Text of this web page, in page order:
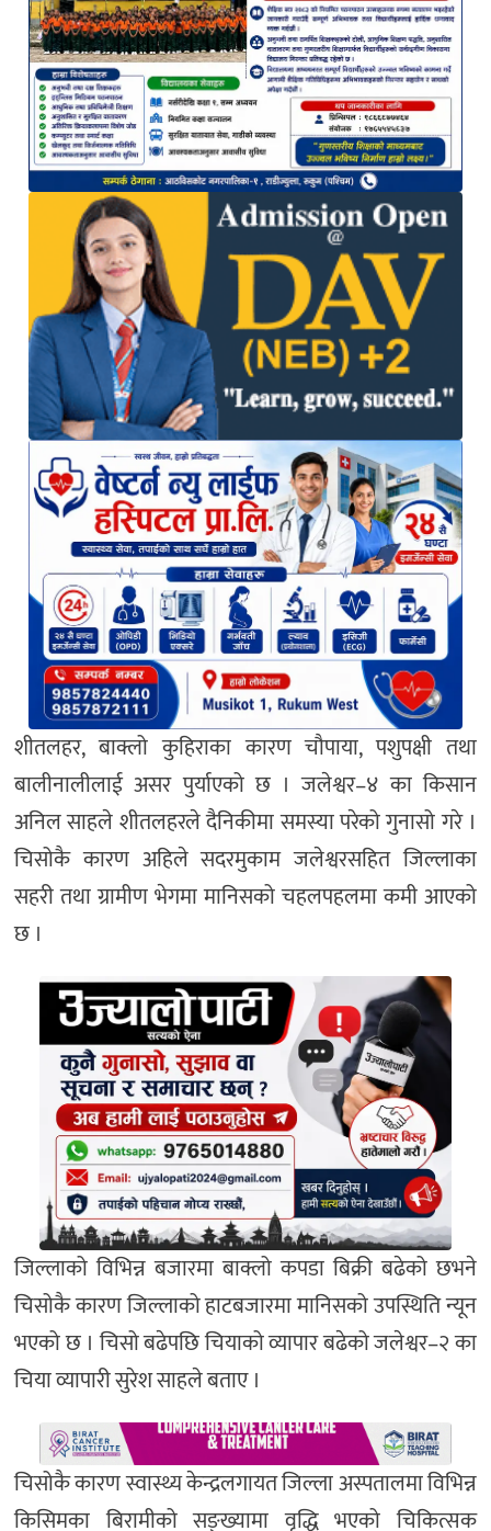
शीतलहर, बाक्लो कुहिराका कारण चौपाया, पशुपक्षी तथा
बालीनालीलाई असर पुर्याएको छ । जलेश्वर–४ का किसान
अनिल साहले शीतलहरले दैनिकीमा समस्या परेको गुनासो गरे ।
चिसोकै कारण अहिले सदरमुकाम जलेश्वरसहित जिल्लाका
सहरी तथा ग्रामीण भेगमा मानिसको चहलपहलमा कमी आएको
छ ।
जिल्लाको विभिन्न बजारमा बाक्लो कपडा बिक्री बढेको छभने
चिसोकै कारण जिल्लाको हाटबजारमा मानिसको उपस्थिति न्यून
भएको छ । चिसो बढेपछि चियाको व्यापार बढेको जलेश्वर–२ का
चिया व्यापारी सुरेश साहले बताए ।
चिसोकै कारण स्वास्थ्य केन्द्रलगायत जिल्ला अस्पतालमा विभिन्न
किसिमका बिरामीको सङ्ख्यामा वृद्धि भएको चिकित्सक